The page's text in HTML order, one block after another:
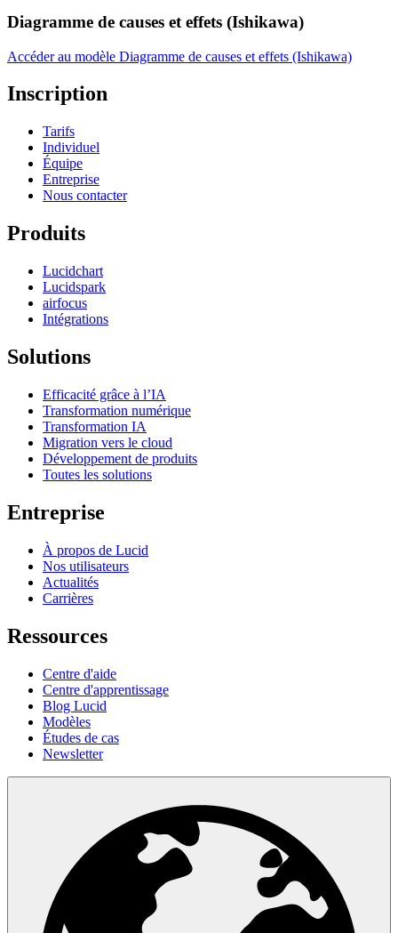
Diagramme de causes et effets (Ishikawa)
Accéder au modèle Diagramme de causes et effets (Ishikawa)
Inscription
Tarifs
Individuel
Équipe
Entreprise
Nous contacter
Produits
Lucidchart
Lucidspark
airfocus
Intégrations
Solutions
Efficacité grâce à l’IA
Transformation numérique
Transformation IA
Migration vers le cloud
Développement de produits
Toutes les solutions
Entreprise
À propos de Lucid
Nos utilisateurs
Actualités
Carrières
Ressources
Centre d'aide
Centre d'apprentissage
Blog Lucid
Modèles
Études de cas
Newsletter